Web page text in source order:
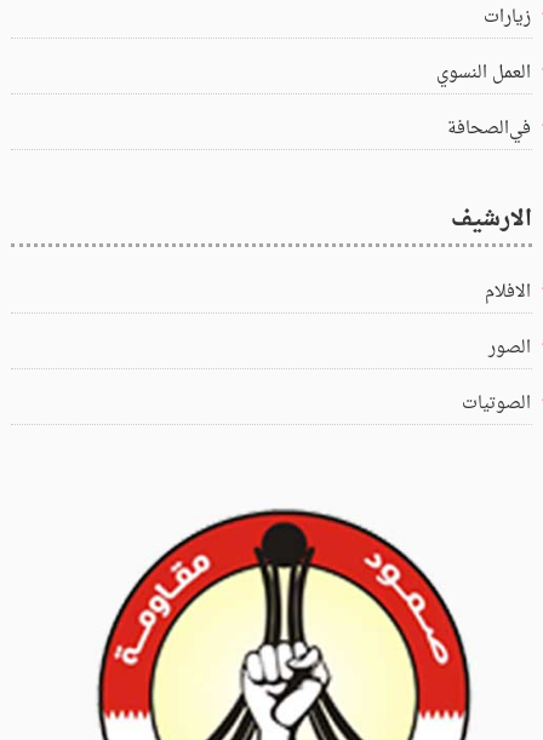
زيارات
العمل النسوي
في‌الصحافة
الارشيف
الافلام
الصور
الصوتيات